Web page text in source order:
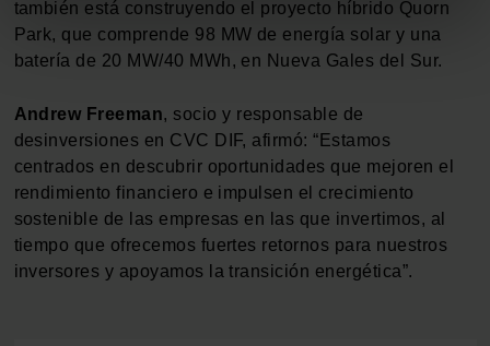
metros
Identificar su dispositivo analizándolo activamente
para buscar características específicas (huellas
Obtenga más información sobre cómo se procesan sus
datos personales y establezca sus preferencias en la
. Puede cambiar o retirar su
consentimiento en cualquier momento en la Declaración
Las cookies de este sitio web se usan para personalizar
también está construyendo el proyecto híbrido Quorn
Park, que comprende 98 MW de energía solar y una
batería de 20 MW/40 MWh, en Nueva Gales del Sur.
Andrew Freeman, socio y responsable de
desinversiones en CVC DIF, afirmó: “Estamos
centrados en descubrir oportunidades que mejoren el
rendimiento financiero e impulsen el crecimiento
sostenible de las empresas en las que invertimos, al
tiempo que ofrecemos fuertes retornos para nuestros
inversores y apoyamos la transición energética”.